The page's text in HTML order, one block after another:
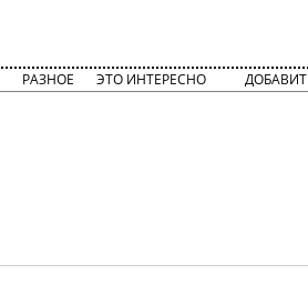
РАЗНОЕ ЭТО ИНТЕРЕСНО